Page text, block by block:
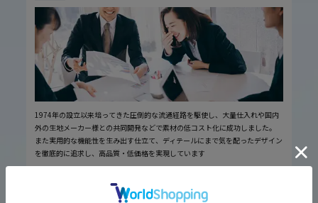
1974年の設立以来培ってきた圧倒的な流通経路を駆使し、大量仕入れや国内
外の生地メーカー様との共同開発などで素材の低コスト化に成功しました。
また実用的な機能性を生み出す仕立て、ディテールにまで気を配ったデザイン
を徹底的に追求し、高品質・低価格を実現しています
厳しい品質管理体制に基づく